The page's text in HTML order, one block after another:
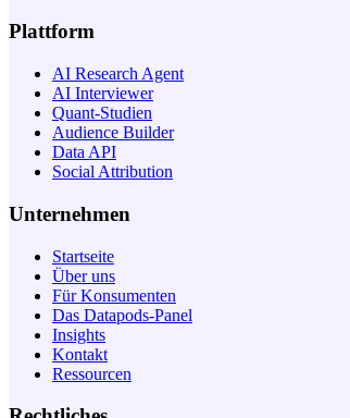
Plattform
AI Research Agent
AI Interviewer
Quant-Studien
Audience Builder
Data API
Social Attribution
Unternehmen
Startseite
Über uns
Für Konsumenten
Das Datapods-Panel
Insights
Kontakt
Ressourcen